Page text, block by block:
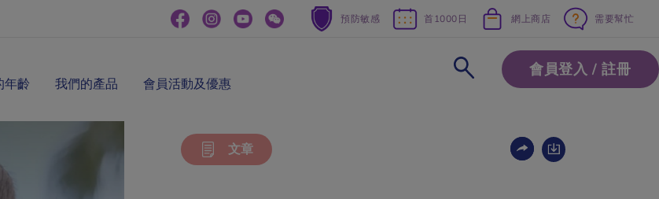
預防敏感 首1000日 網上商店 需要幫忙
年齡 我們的產品
會員活動及優惠
會員登入 / 註冊
文章